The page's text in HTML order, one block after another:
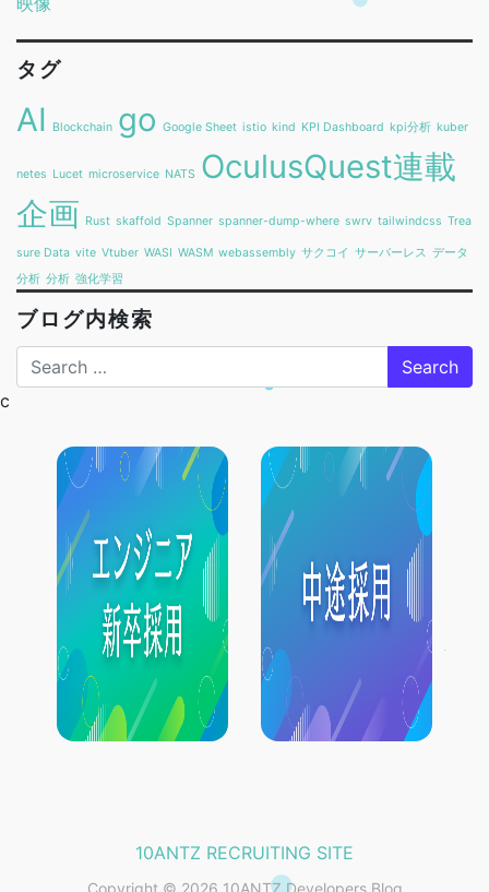
タグ
AI Blockchain go Google Sheet istio kind KPI Dashboard kpi分析 kuber
netes Lucet microservice NATS OculusQuest連載
企画 Rust skaffold Spanner spanner-dump-where swrv tailwindcss Trea
sure Data vite Vtuber WASI WASM webassembly サクコイ サーバーレス データ
分析 分析 強化学習
ブログ内検索
Search
c
10ANTZ RECRUITING SITE
Copyright © 2026 10ANTZ Developers Blog